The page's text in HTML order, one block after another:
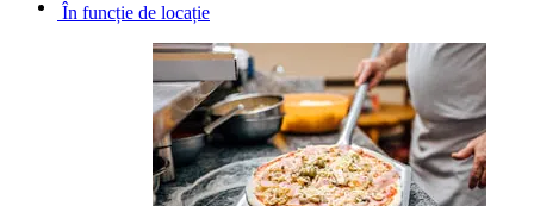
În funcție de locație